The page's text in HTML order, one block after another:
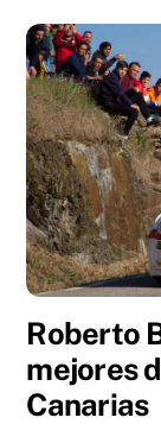
Roberto
mejores
Canarias